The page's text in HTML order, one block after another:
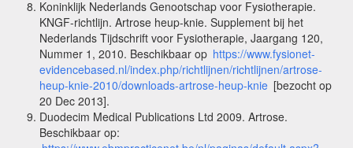
Koninklijk Nederlands Genootschap voor Fysiotherapie.
KNGF-richtlijn. Artrose heup-knie. Supplement bij het
Nederlands Tijdschrift voor Fysiotherapie, Jaargang 120,
Nummer 1, 2010. Beschikbaar op https://www.fysionet-
evidencebased.nl/index.php/richtlijnen/richtlijnen/artrose-
heup-knie-2010/downloads-artrose-heup-knie [bezocht op
20 Dec 2013].
Duodecim Medical Publications Ltd 2009. Artrose.
Beschikbaar op: